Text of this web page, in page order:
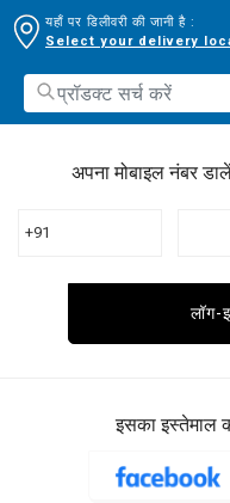
यहाँ पर डिलीवरी की जानी है :
Select your delivery
अपना मोबाइल नंबर
+91
इसका इस्तेमाल